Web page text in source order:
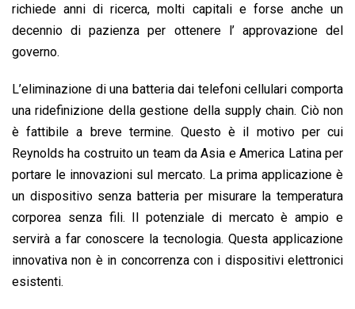
richiede anni di ricerca, molti capitali e forse anche un
decennio di pazienza per ottenere l’ approvazione del
governo.
L’eliminazione di una batteria dai telefoni cellulari comporta
una ridefinizione della gestione della supply chain. Ciò non
è fattibile a breve termine. Questo è il motivo per cui
Reynolds ha costruito un team da Asia e America Latina per
portare le innovazioni sul mercato. La prima applicazione è
un dispositivo senza batteria per misurare la temperatura
corporea senza fili. Il potenziale di mercato è ampio e
servirà a far conoscere la tecnologia. Questa applicazione
innovativa non è in concorrenza con i dispositivi elettronici
esistenti.